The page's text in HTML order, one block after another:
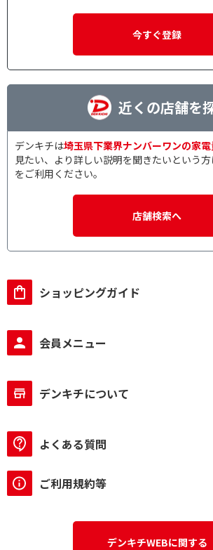
今すぐ登録
近くの店舗を
デンキチは埼玉県下業界ナンバーワンの家
見たい、より詳しい説明を聞きたいという
をご利用ください。
店舗検索へ
ショッピングガイド
会員メニュー
デンキチについて
よくある質問
ご利用規約等
デンキチWEBに関する